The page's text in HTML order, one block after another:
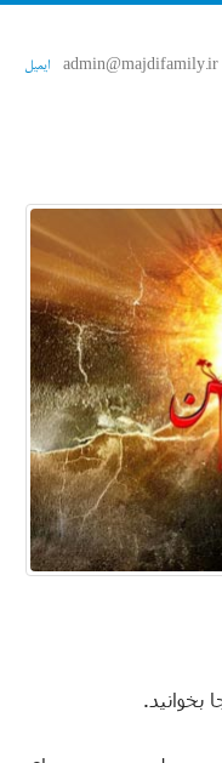
admin@majdifamily.ir ایمیل
بخوانید .